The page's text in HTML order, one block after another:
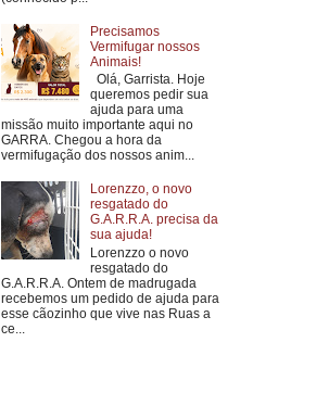
Precisamos
Vermifugar nossos
Animais!
Olá, Garrista. Hoje
queremos pedir sua
ajuda para uma
missão muito importante aqui no
GARRA. Chegou a hora da
vermifugação dos nossos anim...
Lorenzzo, o novo
resgatado do
G.A.R.R.A. precisa da
sua ajuda!
Lorenzzo o novo
resgatado do
G.A.R.R.A. Ontem de madrugada
recebemos um pedido de ajuda para
esse cãozinho que vive nas Ruas a
ce...